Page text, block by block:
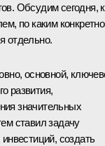
Обсудим сегодня,
по каким конкретно
отдельно.
основной,
развития,
значительных
ставил задачу
создать